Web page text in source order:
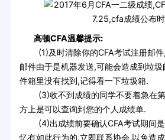
高顿CFA温馨提示:
(1)及时清除你的CFA考试注册邮件,
邮件由于是机器发送,可能会造成到垃
件箱里没有找到,记得看一下垃圾箱.
(3)收不到成绩的同学不要着急在第
方上是可以查询到您的个人成绩单.
(4)出成绩前要确认CFA考试期间是
忆有如此行为的,立即联系协会,以免造